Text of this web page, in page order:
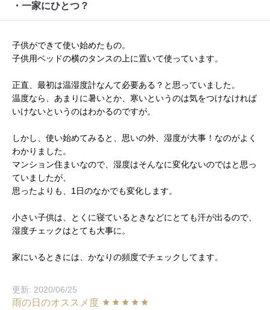
・一家にひとつ？
子供ができて使い始めたもの。
子供用ベッドの横のタンスの上に置いて使っています。
正直、最初は温湿度計なんて必要ある？と思っていました。
温度なら、あまりに暑いとか、寒いというのは気をつけなければ
いけないというのはわかるのですが。
しかし、使い始めてみると、思いの外、湿度が大事！なのがよく
わかりました。
マンション住まいなので、湿度はそんなに変化ないのではと思っ
ていましたが、
思ったよりも、1日のなかでも変化します。
小さい子供は、とくに寝ているときなどにとても汗が出るので、
湿度チェックはとても大事に。
家にいるときには、かなりの頻度でチェックしてます。
更新: 2020/06/25
雨の日のオススメ度